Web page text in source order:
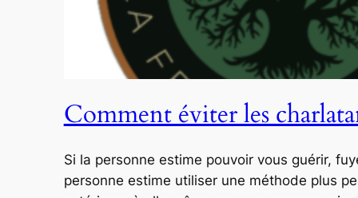
Comment éviter les
Si la personne estime pouvoir vous guérir,
personne estime utiliser une méthode plus